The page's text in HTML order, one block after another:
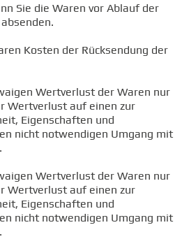
Sie die Waren vor Ablauf der
Kosten der Rücksendung der
Wertverlust der Waren nur
Wertverlust auf einen zur
Eigenschaften und
nicht notwendigen Umgang mit
Wertverlust der Waren nur
Wertverlust auf einen zur
Eigenschaften und
nicht notwendigen Umgang mit